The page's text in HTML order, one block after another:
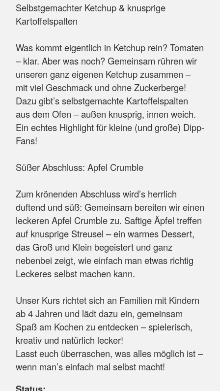
Selbstgemachter Ketchup & knusprige
Kartoffelspalten
Was kommt eigentlich in Ketchup rein? Tomaten
– klar. Aber was noch? Gemeinsam rühren wir
unseren ganz eigenen Ketchup zusammen –
mit viel Geschmack und ohne Zuckerberge!
Dazu gibt’s selbstgemachte Kartoffelspalten
aus dem Ofen – außen knusprig, innen weich.
Ein echtes Highlight für kleine (und große) Dipp-
Fans!
Süßer Abschluss: Apfel Crumble
Zum krönenden Abschluss wird’s herrlich
duftend und süß: Gemeinsam bereiten wir einen
leckeren Apfel Crumble zu. Saftige Äpfel treffen
auf knusprige Streusel – ein warmes Dessert,
das Groß und Klein begeistert und ganz
nebenbei zeigt, wie einfach man etwas richtig
Leckeres selbst machen kann.
Unser Kurs richtet sich an Familien mit Kindern
ab 4 Jahren und lädt dazu ein, gemeinsam
Spaß am Kochen zu entdecken – spielerisch,
kreativ und natürlich lecker!
Lasst euch überraschen, was alles möglich ist –
wenn man’s einfach mal selbst macht!